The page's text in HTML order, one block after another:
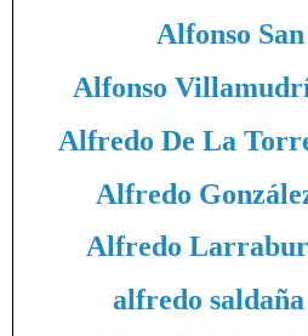
Alfonso San
Alfonso
Alfredo De La
Alfredo
Alfredo
alfredo